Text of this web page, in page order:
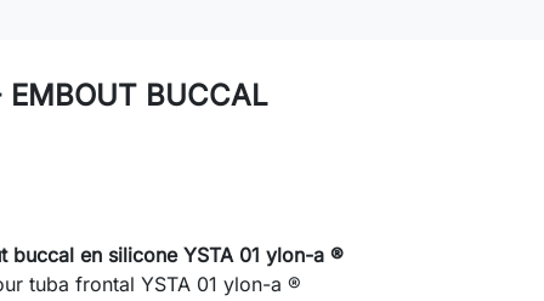
EMBOUT BUCCAL
buccal en silicone YSTA 01 ylon-a ®
tuba frontal YSTA 01 ylon-a ®